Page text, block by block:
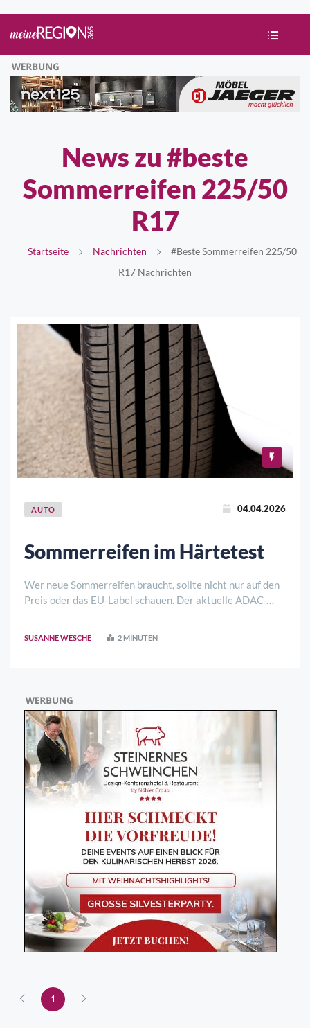
News zu #beste
Sommerreifen 225/50
R17
Startseite Nachrichten
#beste Sommerreifen 225/50
R17 Nachrichten
AUTO 04.04.2026
Sommerreifen im Härtetest
Wer neue Sommerreifen braucht, sollte nicht nur auf den
Preis oder das EU-Label schauen. Der aktuelle ADAC-
Mittelklassewagen sein können. Geprüft wurden 1 ..
SUSANNE WESCHE 2 MINUTEN
1